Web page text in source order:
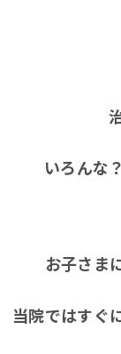
いろんな
お子さま
当院ではすぐ